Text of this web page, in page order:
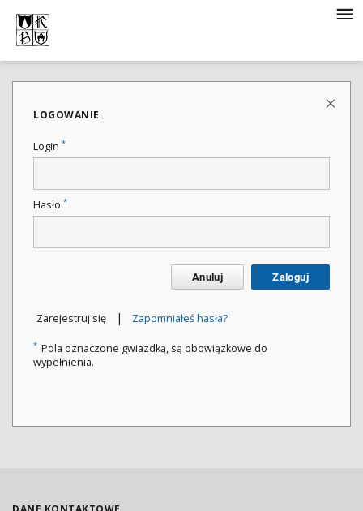
LOGOWANIE
Login *
Hasło *
Anuluj Zaloguj
Zarejestruj się | Zapomniałeś hasła?
* Pola oznaczone gwiazdką, są obowiązkowe do
wypełnienia.